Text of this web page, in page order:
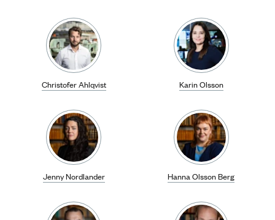
Christofer Ahlqvist Karin Olsson
Jenny Nordlander Hanna Olsson Berg